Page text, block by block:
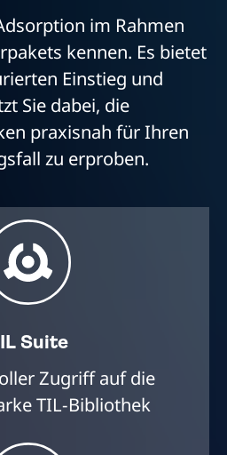
im Rahmen
kennen. Es bietet
Einstieg und
Sie dabei, die
praxisnah für Ihren
zu erproben.
Suite
Zugriff auf die
TIL-Bibliothek